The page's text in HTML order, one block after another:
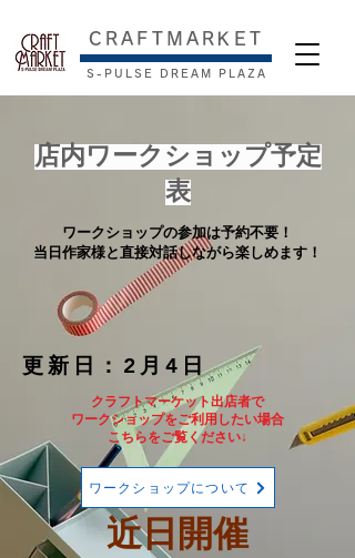
​CRAFTMARKET
S-PULSE DREAM PLAZA
店内ワークショップ予定
表
ワークショップの参加は予約不要！
当日作家様と直接対話しながら楽しめます！
ワークショップの参加は予約不要！
当日作家様と直接対話しながら楽しめます！
更新日：2月4日
クラフトマーケット出店者で
ワークショップをご利用したい場合
​こちらをご覧ください↓
ワークショップについて
近日開催